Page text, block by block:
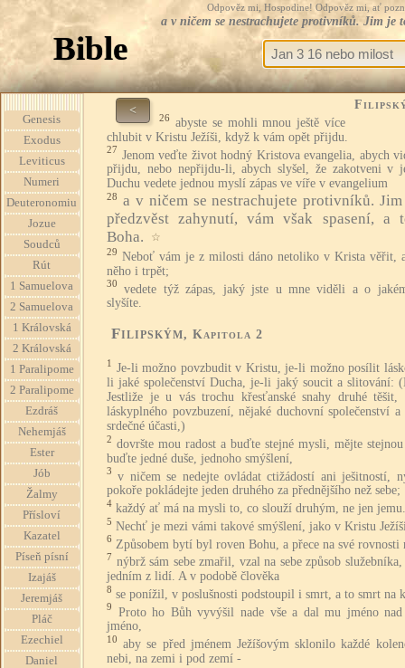
Odpověz mi, Hospodine! Odpověz mi, ať
a v ničem se nestrachujete protivníků. Jim je
Bible
Genesis
Exodus
Leviticus
Numeri
Deuteronomiu
Jozue
Soudců
Rút
1 Samuelova
2 Samuelova
1 Královská
2 Královská
1 Paralipome
2 Paralipome
Ezdráš
Nehemjáš
Ester
Jób
Žalmy
Přísloví
Kazatel
Píseň písní
Izajáš
Jeremjáš
Pláč
Ezechiel
Daniel
<
26 abyste se mohli mnou ještě více
chlubit v Kristu Ježíši, když k vám opět přijdu.
27 Jenom veďte život hodný Kristova evangelia, abych
přijdu, nebo nepřijdu-li, abych slyšel, že zakotveni v
Duchu vedete jednou myslí zápas ve víře v evangelium
28 a v ničem se nestrachujete protivníků.
předzvěst zahynutí, vám však spasení, a
Boha.
☆
29 Neboť vám je z milosti dáno netoliko v Krista věřit,
něho i trpět;
30
vedete týž zápas, jaký jste u mne viděli a o
slyšíte.
Filipským, Kapitola 2
1
Je-li možno povzbudit v Kristu, je-li možno posílit
li jaké společenství Ducha, je-li jaký soucit a slitování:
Jestliže je u vás trochu křesťanské snahy druhé těšit,
láskyplného povzbuzení, nějaké duchovní společenství a
srdečné účasti,)
2 dovršte mou radost a buďte stejné mysli, mějte
buďte jedné duše, jednoho smýšlení,
3
v ničem se nedejte ovládat ctižádostí ani ješitností,
pokoře pokládejte jeden druhého za přednějšího než sebe;
4 každý ať má na mysli to, co slouží druhým, ne jen jemu.
5 Nechť je mezi vámi takové smýšlení, jako v Kristu
6 Způsobem bytí byl roven Bohu, a přece na své rovnosti
7 nýbrž sám sebe zmařil, vzal na sebe způsob služebníka,
jedním z lidí. A v podobě člověka
8 se ponížil, v poslušnosti podstoupil i smrt, a to smrt na
9
Proto ho Bůh vyvýšil nade vše a dal mu jméno nad
jméno,
10
aby se před jménem Ježíšovým sklonilo každé
nebi, na zemi i pod zemí -